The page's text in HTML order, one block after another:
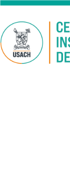
Pasar al